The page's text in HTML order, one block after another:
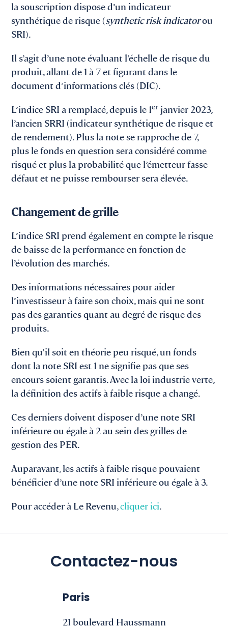
la souscription dispose d’un indicateur
synthétique de risque (synthetic risk indicatorou
SRI).
Il s’agit d’une note évaluant l’échelle de risque du
produit, allant de 1 à 7 et figurant dans le
document d’informations clés (DIC).
L’indice SRI a remplacé, depuis le 1er janvier 2023,
l’ancien SRRI (indicateur synthétique de risque et
de rendement). Plus la note se rapproche de 7,
plus le fonds en question sera considéré comme
risqué et plus la probabilité que l’émetteur fasse
défaut et ne puisse rembourser sera élevée.
Changement de grille
L’indice SRI prend également en compte le risque
de baisse de la performance en fonction de
l’évolution des marchés.
Des informations nécessaires pour aider
l’investisseur à faire son choix, mais qui ne sont
pas des garanties quant au degré de risque des
produits.
Bien qu’il soit en théorie peu risqué, un fonds
dont la note SRI est 1 ne signifie pas que ses
encours soient garantis. Avec la loi industrie verte,
la définition des actifs à faible risque a changé.
Ces derniers doivent disposer d’une note SRI
inférieure ou égale à 2 au sein des grilles de
gestion des PER.
Auparavant, les actifs à faible risque pouvaient
bénéficier d’une note SRI inférieure ou égale à 3.
Pour accéder à Le Revenu,cliquer ici.
Contactez-nous
Paris
21 boulevard Haussmann